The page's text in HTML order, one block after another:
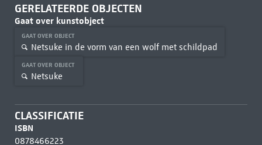
GERELATEERDE OBJECTEN
Gaat over kunstobject
GAAT OVER OBJECT
Netsuke in de vorm van een wolf met schildpad
GAAT OVER OBJECT
Netsuke
CLASSIFICATIE
ISBN
0878466223